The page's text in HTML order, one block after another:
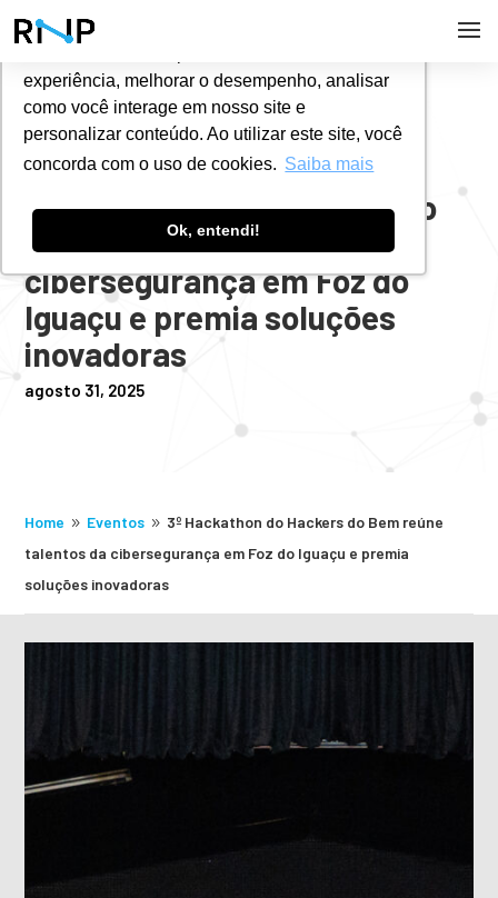
experiência, melhorar o desempenho, analisar
como você interage em nosso site e
personalizar conteúdo. Ao utilizar este site, você
concorda com o uso de cookies. Saiba mais
Ok, entendi!
# NOTÍCIAS
3º Hackathon do Hackers do
Bem reúne talentos da
cibersegurança em Foz do
Iguaçu e premia soluções
inovadoras
agosto 31, 2025
Home 9 Eventos 9 3º Hackathon do Hackers do Bem reúne
talentos da cibersegurança em Foz do Iguaçu e premia
soluções inovadoras